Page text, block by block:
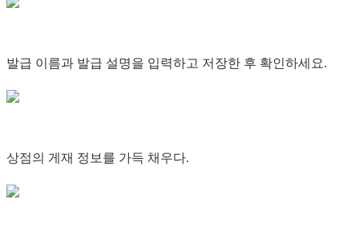
발급 이름과 발급 설명을 입력하고 저장한 후 확인하세요.
상점의 게재 정보를 가득 채우다.